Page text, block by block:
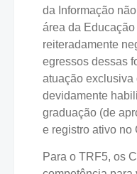
da Informação
área da
reiteradamente
egressos dessas
atuação
devidamente
graduação (de
e registro ativo no
Para o TRF5, os